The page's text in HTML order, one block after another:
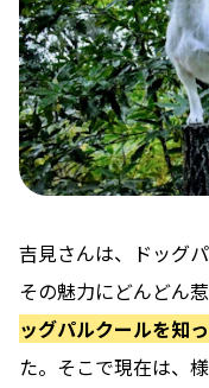
吉見さんは、ドッグ
その魅力にどんどん惹
ッグパルクールを知
た。そこで現在は、